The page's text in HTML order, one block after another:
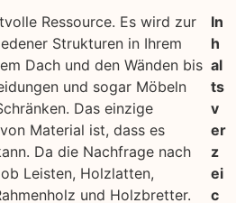
Ressource. Es wird zur
Strukturen in Ihrem
Dach und den Wänden bis
und sogar Möbeln
Das einzige
Material ist, dass es
Da die Nachfrage nach
Leisten, Holzlatten,
und Holzbretter.
In
h
al
ts
v
er
z
ei
c